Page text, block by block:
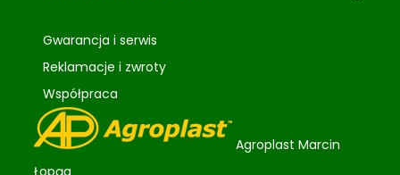
Gwarancja i serwis
Reklamacje i zwroty
Współpraca
Agroplast Marcin
Łopąg